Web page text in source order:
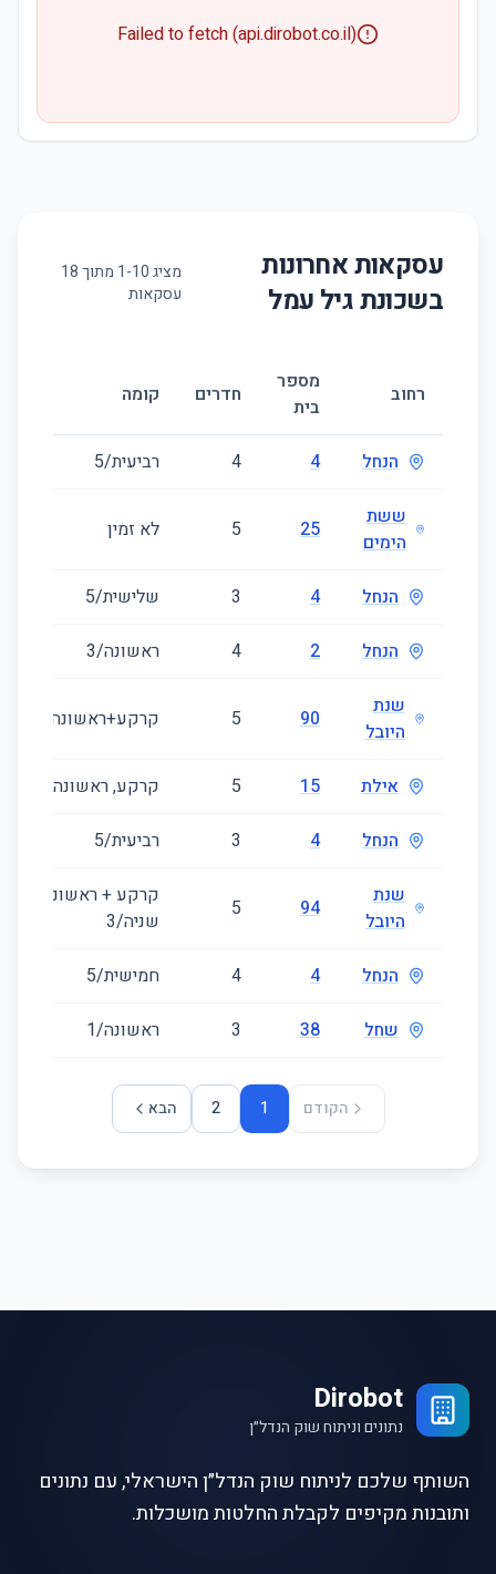
Failed to fetch (api.dirobot.co.il)
עסקאות אחרונות
בשכונתגיל עמל
מציג 1-10 מתוך18
עסקאות
רחוב
מספר
בית
חדרים קומה
הנחל 4
4 רביעית/5
ששת
הימים
25
5 לא זמין
הנחל 4
3 שלישית/5
הנחל 2
4 ראשונה/3
שנת
היובל
90
5 קרקע+ראשונה+שניה/
אילת 15
5 קרקע, ראשונה
הנחל 4
3 רביעית/5
שנת
היובל
94
5
קרקע + ראשונה +
שניה/3
הנחל 4
4 חמישית/5
שחל 38
3 ראשונה/1
הקודם 1
2 הבא
Dirobot
נתונים וניתוח שוק הנדל״ן
השותף שלכם לניתוח שוק הנדל״ן הישראלי, עם נתונים
ותובנות מקיפים לקבלת החלטות מושכלות.